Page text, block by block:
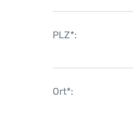
PLZ*:
Ort*: